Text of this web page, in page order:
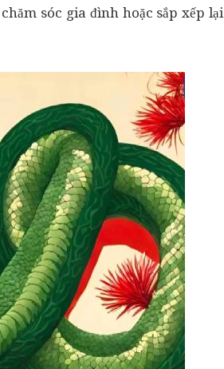
sóc gia đình hoặc sắp xếp lại